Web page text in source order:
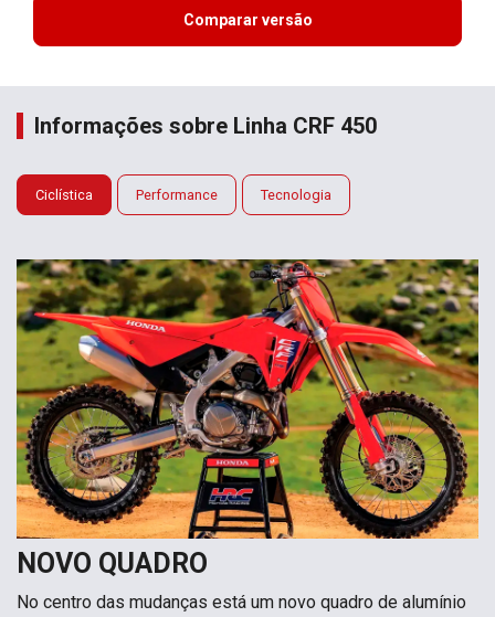
Comparar versão
Informações sobre Linha CRF 450
Ciclística Performance Tecnologia
NOVO QUADRO
No centro das mudanças está um novo quadro de alumínio